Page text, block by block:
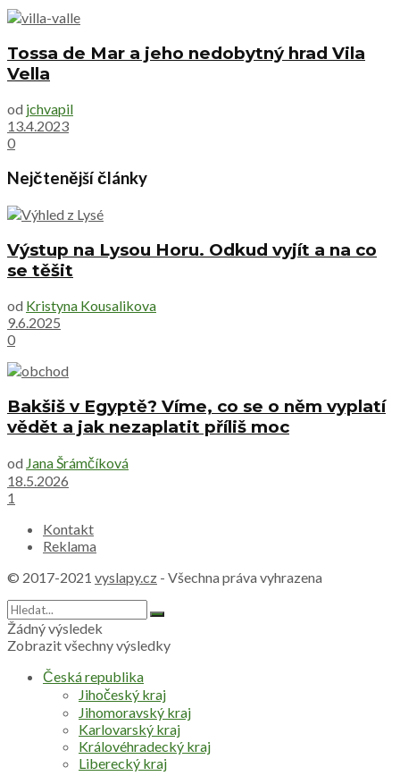
Tossa de Mar a jeho nedobytný hrad Vila
Vella
od jchvapil
13.4.2023
0
Nejčtenější články
Výstup na Lysou Horu. Odkud vyjít a na co
se těšit
od Kristyna Kousalikova
9.6.2025
0
Bakšiš v Egyptě? Víme, co se o něm vyplatí
vědět a jak nezaplatit příliš moc
od Jana Šrámčíková
18.5.2026
1
Kontakt
Reklama
© 2017-2021 vyslapy.cz - Všechna práva vyhrazena
Žádný výsledek
Zobrazit všechny výsledky
Česká republika
Jihočeský kraj
Jihomoravský kraj
Karlovarský kraj
Královéhradecký kraj
Liberecký kraj